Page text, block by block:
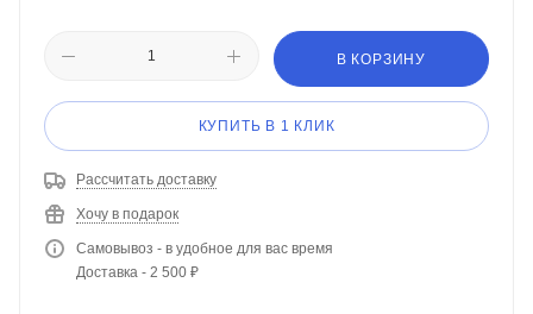
В КОРЗИНУ
КУПИТЬ В 1 КЛИК
Рассчитать доставку
Хочу в подарок
Самовывоз - в удобное для вас время
Доставка - 2 500 ₽